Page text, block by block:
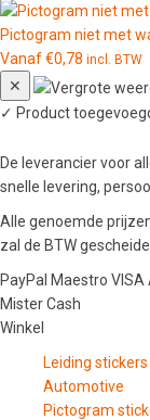
Pictogram niet met
Vanaf€0,78 incl. BTW
✕
✓ Product
De leverancier voor
snelle levering,
Alle genoemde
zal de BTW
PayPal Maestro VISA
Mister Cash
Winkel
Leiding
Automotive
Pictogram